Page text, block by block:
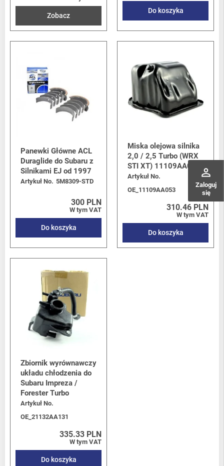
perm_identity
Zaloguj
się
Zobacz
Do koszyka
Panewki Główne ACL
Duraglide do Subaru z
Silnikami EJ od 1997
Artykuł No. 5M8309-STD
300 PLN
W tym VAT
Do koszyka
Miska olejowa silnika
2,0 / 2,5 Turbo (WRX
STI XT) 11109AA053
Artykuł No.
OE_11109AA053
310.46 PLN
W tym VAT
Do koszyka
Zbiornik wyrównawczy
układu chłodzenia do
Subaru Impreza /
Forester Turbo
Artykuł No.
OE_21132AA131
335.33 PLN
W tym VAT
Do koszyka